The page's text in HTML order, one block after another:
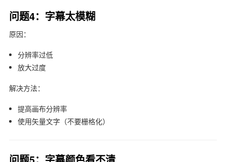
问题4：字幕太模糊
原因：
分辨率过低
放大过度
解决方法：
提高画布分辨率
使用矢量文字（不要栅格化）